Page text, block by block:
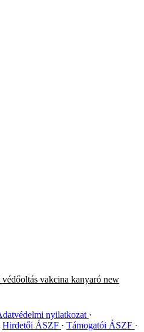
védőoltás vakcina kanyaró new
nyilatkozat
Hirdetői ÁSZF
Támogatói ÁSZF